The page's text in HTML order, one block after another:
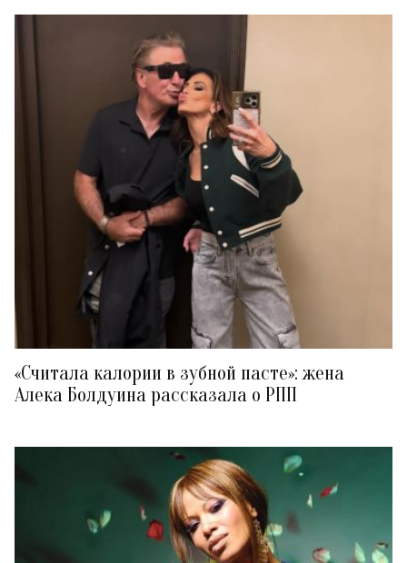
«Считала калории в зубной пасте»: жена
Алека Болдуина рассказала о РПП